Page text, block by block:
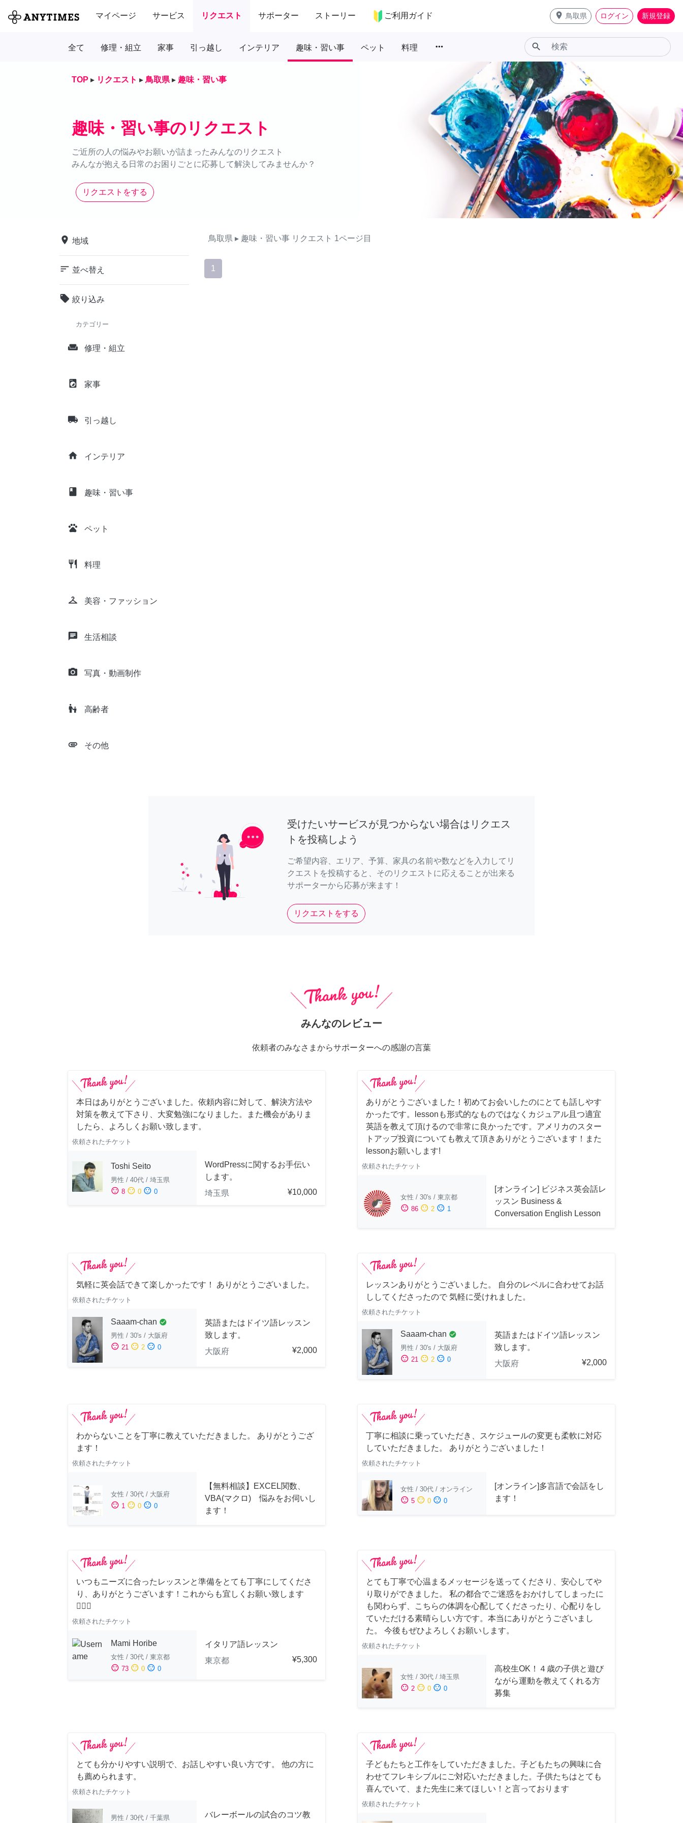
マイページ サービス リクエスト サポーター ストーリー ご利用ガイド place 鳥取県 ログイン 新規登録
全て 修理・組立 家事 引っ越し インテリア 趣味・習い事 ペット 料理 more_horiz search
TOP ▸ リクエスト ▸ 鳥取県 ▸ 趣味・習い事
趣味・習い事のリクエスト
ご近所の人の悩みやお願いが詰まったみんなのリクエスト
みんなが抱える日常のお困りごとに応募して解決してみませんか？
リクエストをする
place 地域
sort 並べ替え
local_offer 絞り込み
カテゴリー
weekend 修理・組立
local_laundry_service 家事
local_shipping 引っ越し
home インテリア
class 趣味・習い事
pets ペット
restaurant 料理
checkroom 美容・ファッション
chat 生活相談
camera_alt 写真・動画制作
escalator_warning 高齢者
attachment その他
鳥取県 ▸ 趣味・習い事 リクエスト 1ページ目
1
受けたいサービスが見つからない場合はリクエス
トを投稿しよう
ご希望内容、エリア、予算、家具の名前や数などを入力してリ
クエストを投稿すると、そのリクエストに応えることが出来る
サポーターから応募が来ます！
リクエストをする
みんなのレビュー
依頼者のみなさまからサポーターへの感謝の言葉
本日はありがとうございました。依頼内容に対して、解決方法や
対策を教えて下さり、大変勉強になりました。また機会がありま
したら、よろしくお願い致します。
依頼されたチケット
Toshi Seito
男性 / 40代 / 埼玉県
sentiment_satisfied 8 sentiment_neutral 0 sentiment_dissatisfied 0
WordPressに関するお手伝い
します。
埼玉県
¥10,000
ありがとうございました！初めてお会いしたのにとても話しやす
かったです。lessonも形式的なものではなくカジュアル且つ適宜
英語を教えて頂けるので非常に良かったです。アメリカのスター
トアップ投資についても教えて頂きありがとうございます！また
lessonお願いします!
依頼されたチケット
女性 / 30's / 東京都
sentiment_satisfied 86 sentiment_neutral 2 sentiment_dissatisfied 1
[オンライン] ビジネス英会話レ
ッスン Business &
Conversation English Lesson
気軽に英会話できて楽しかったです！ ありがとうございました。
依頼されたチケット
Saaam-chan check_circle
男性 / 30's / 大阪府
sentiment_satisfied 21 sentiment_neutral 2 sentiment_dissatisfied 0
英語またはドイツ語レッスン
致します。
大阪府
¥2,000
レッスンありがとうございました。 自分のレベルに合わせてお話
ししてくださったので 気軽に受けれました。
依頼されたチケット
Saaam-chan check_circle
男性 / 30's / 大阪府
sentiment_satisfied 21 sentiment_neutral 2 sentiment_dissatisfied 0
英語またはドイツ語レッスン
致します。
大阪府
¥2,000
わからないことを丁寧に教えていただきました。 ありがとうござ
ます！
依頼されたチケット
女性 / 30代 / 大阪府
sentiment_satisfied 1 sentiment_neutral 0 sentiment_dissatisfied 0
【無料相談】EXCEL関数、
VBA(マクロ) 悩みをお伺いし
ます！
丁寧に相談に乗っていただき、スケジュールの変更も柔軟に対応
していただきました。 ありがとうございました！
依頼されたチケット
女性 / 30代 / オンライン
sentiment_satisfied 5 sentiment_neutral 0 sentiment_dissatisfied 0
[オンライン]多言語で会話をし
ます！
いつもニーズに合ったレッスンと準備をとても丁寧にしてくださ
り、ありがとうございます！これからも宜しくお願い致します
🙇‍♀️✨
依頼されたチケット
Mami Horibe
女性 / 30代 / 東京都
sentiment_satisfied 73 sentiment_neutral 0 sentiment_dissatisfied 0
イタリア語レッスン
東京都
¥5,300
とても丁寧で心温まるメッセージを送ってくださり、安心してや
り取りができました。 私の都合でご迷惑をおかけしてしまったに
も関わらず、こちらの体調を心配してくださったり、心配りをし
ていただける素晴らしい方です。本当にありがとうございまし
た。 今後もぜひよろしくお願いします。
依頼されたチケット
女性 / 30代 / 埼玉県
sentiment_satisfied 2 sentiment_neutral 0 sentiment_dissatisfied 0
高校生OK！４歳の子供と遊び
ながら運動を教えてくれる方
募集
とても分かりやすい説明で、お話しやすい良い方です。 他の方に
も薦められます。
依頼されたチケット
男性 / 30代 / 千葉県
バレーボールの試合のコツ教
子どもたちと工作をしていただきました。子どもたちの興味に合
わせてフレキシブルにご対応いただきました。子供たちはとても
喜んでいて、また先生に来てほしい！と言っております
依頼されたチケット